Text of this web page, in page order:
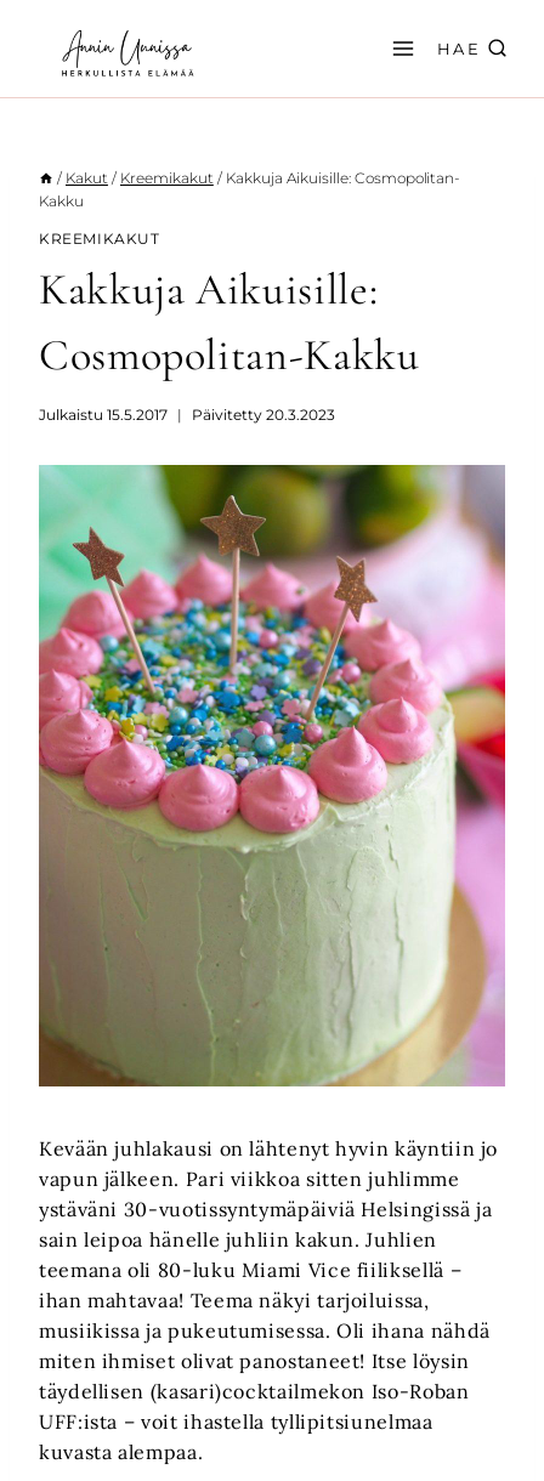
sisältöön
HAE
/ Kakut / Kreemikakut / Kakkuja Aikuisille: Cosmopolitan-
Kakku
KREEMIKAKUT
Kakkuja Aikuisille:
Cosmopolitan-Kakku
Julkaistu 15.5.2017 Päivitetty 20.3.2023
Kevään juhlakausi on lähtenyt hyvin käyntiin jo
vapun jälkeen. Pari viikkoa sitten juhlimme
ystäväni 30-vuotissyntymäpäiviä Helsingissä ja
sain leipoa hänelle juhliin kakun. Juhlien
teemana oli 80-luku Miami Vice fiiliksellä –
ihan mahtavaa! Teema näkyi tarjoiluissa,
musiikissa ja pukeutumisessa. Oli ihana nähdä
miten ihmiset olivat panostaneet! Itse löysin
täydellisen (kasari)cocktailmekon Iso-Roban
UFF:ista – voit ihastella tyllipitsiunelmaa
kuvasta alempaa.